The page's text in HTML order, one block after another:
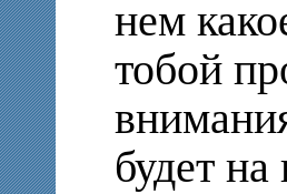
нем
тобой
будет на